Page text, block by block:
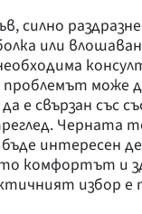
силно
или
проблемът може
е свързан със
Черната
интересен
комфортът и
избор е